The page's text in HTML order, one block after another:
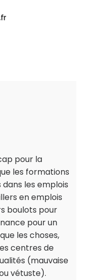
pour la
les formations
les emplois
en emplois
boulots pour
pour un
les choses,
centres de
(mauvaise
vétuste).